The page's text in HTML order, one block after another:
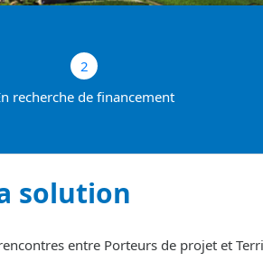
2
recherche de financement
solution
entre Porteurs de projet et